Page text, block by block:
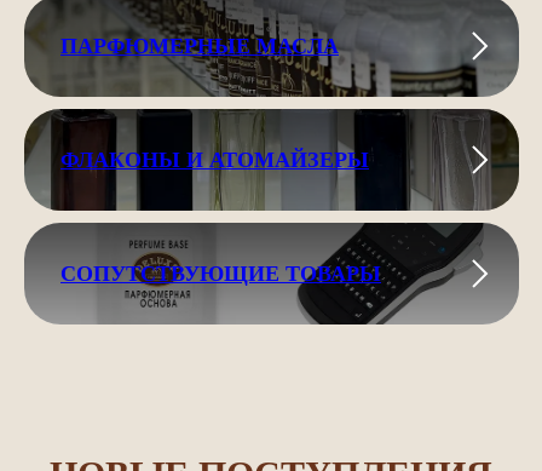
ПАРФЮМЕРНЫЕ МАСЛА
ФЛАКОНЫ И АТОМАЙЗЕРЫ
СОПУТСТВУЮЩИЕ ТОВАРЫ